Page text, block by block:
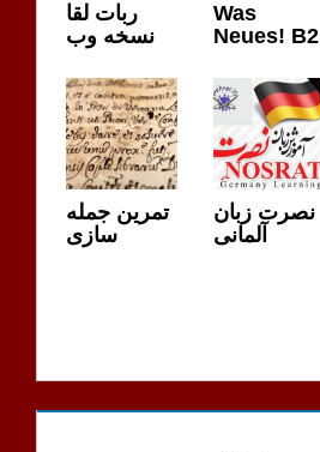
ربات لقا
نسخه وب
Was
Neues! B2
تمرین جمله
سازی
نصرت زبان
آلمانی